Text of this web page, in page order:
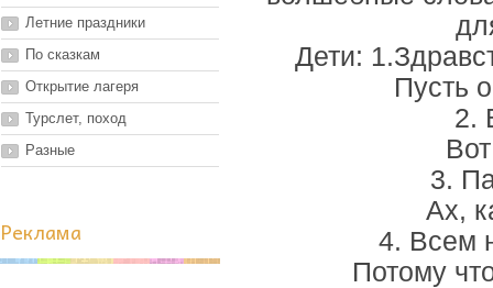
Летние праздники
По сказкам
Открытие лагеря
Турслет, поход
Разные
Реклама
Дети:
Пусть
2.
3.
Ах,
4. Всем
Потому